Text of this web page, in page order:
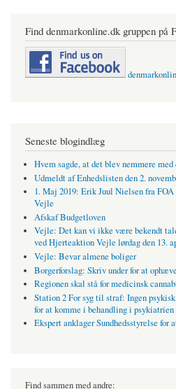
Find denmarkonline.dk gruppen på
Seneste blogindlæg
Hvem sagde, at det blev nemmere med
Udmeldt af Enhedslisten den 2.
1. Maj 2019: Erik Juul Nielsen fra
Vejle
Afskaf Budgetloven
Vejle: Det kan vi ikke være bekendt
ved Hjerteaktion Vejle lørdag den 13.
Vejle: Bevar almene boliger
Borgerforslag: Skriv under for at
Regionen skal stå for medicinsk
Station 2 For syg til straf: Ingen
for at komme i behandling i psykiatrien
Ekspert anklager Sundhedsstyrelse for
Find sammen med andre: